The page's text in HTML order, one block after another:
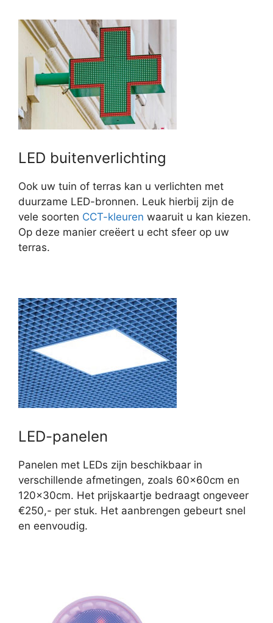
LED buitenverlichting
Ook uw tuin of terras kan u verlichten met
duurzame LED-bronnen. Leuk hierbij zijn de
vele soorten CCT-kleuren waaruit u kan kiezen.
Op deze manier creëert u echt sfeer op uw
terras.
LED-panelen
Panelen met LEDs zijn beschikbaar in
verschillende afmetingen, zoals 60x60cm en
120x30cm. Het prijskaartje bedraagt ongeveer
€250,- per stuk. Het aanbrengen gebeurt snel
en eenvoudig.